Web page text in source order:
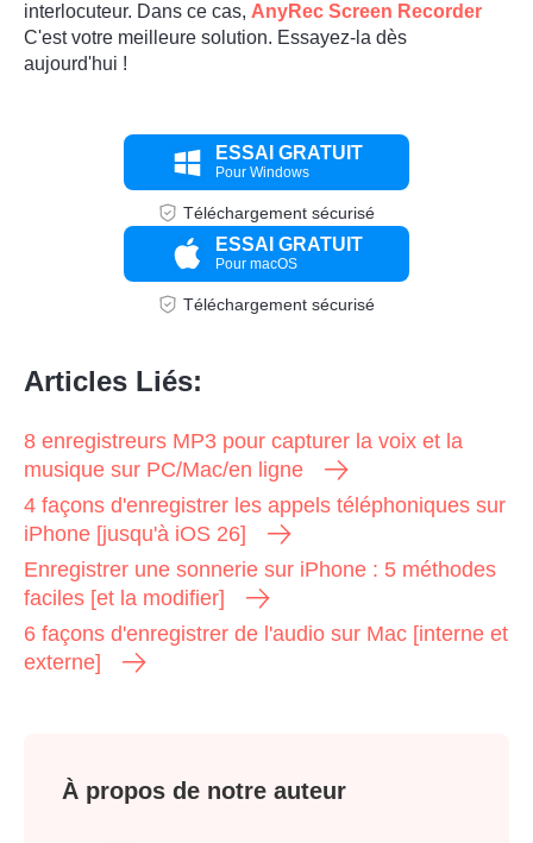
interlocuteur. Dans ce cas, AnyRec Screen Recorder
C'est votre meilleure solution. Essayez-la dès
aujourd'hui !
ESSAI GRATUIT
Pour Windows
Téléchargement sécurisé
ESSAI GRATUIT
Pour macOS
Téléchargement sécurisé
Articles Liés:
8 enregistreurs MP3 pour capturer la voix et la
musique sur PC/Mac/en ligne
4 façons d'enregistrer les appels téléphoniques sur
iPhone [jusqu'à iOS 26]
Enregistrer une sonnerie sur iPhone : 5 méthodes
faciles [et la modifier]
6 façons d'enregistrer de l'audio sur Mac [interne et
externe]
À propos de notre auteur